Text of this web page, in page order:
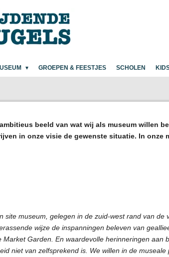
GROEPEN & FEESTJES SCHOLEN
beeld van wat wij als museum willen
in onze visie de gewenste situatie. In onze
site museum, gelegen in de zuid-west rand van
wijze de inspanningen beleven van
Market Garden. En waardevolle herinneringen
niet van zelfsprekend is. We willen in de